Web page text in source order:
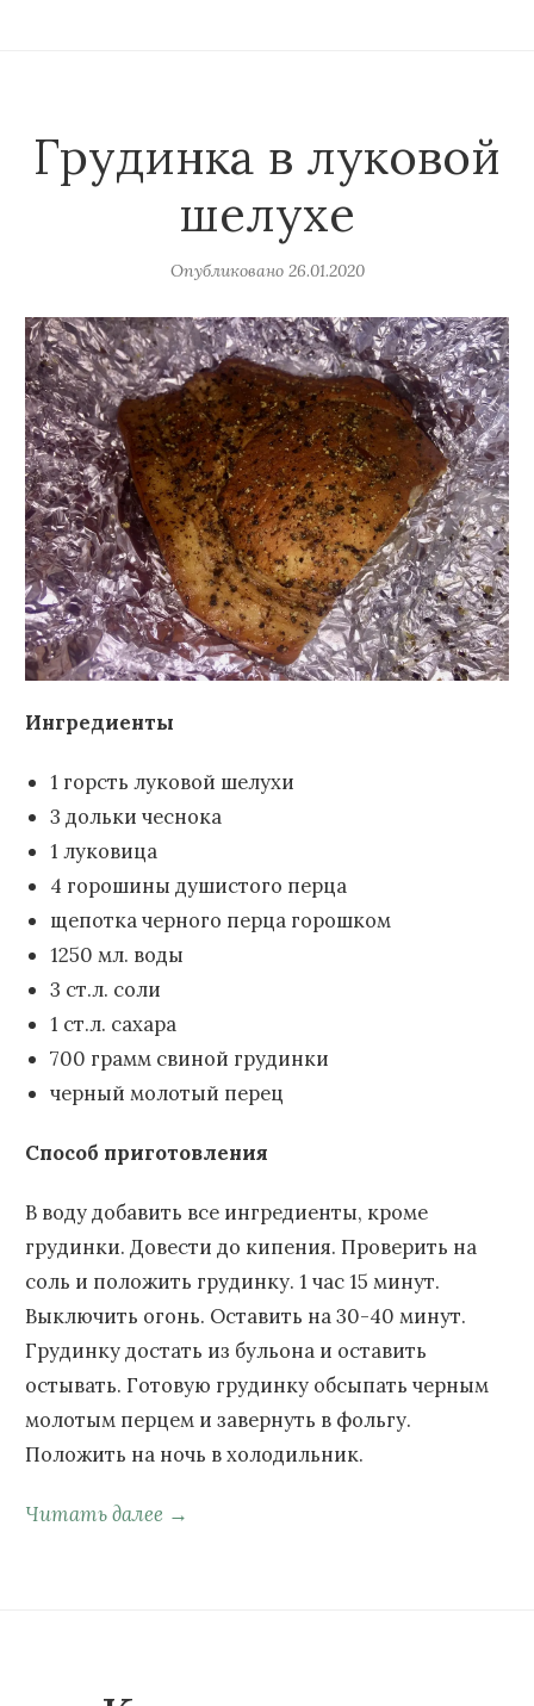
Грудинка в луковой
шелухе
Опубликовано 26.01.2020
Ингредиенты
1 горсть луковой шелухи
3 дольки чеснока
1 луковица
4 горошины душистого перца
щепотка черного перца горошком
1250 мл. воды
3 ст.л. соли
1 ст.л. сахара
700 грамм свиной грудинки
черный молотый перец
Способ приготовления
В воду добавить все ингредиенты, кроме
грудинки. Довести до кипения. Проверить на
соль и положить грудинку. 1 час 15 минут.
Выключить огонь. Оставить на 30-40 минут.
Грудинку достать из бульона и оставить
остывать. Готовую грудинку обсыпать черным
молотым перцем и завернуть в фольгу.
Положить на ночь в холодильник.
Читать далее →